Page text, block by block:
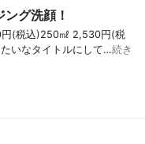
グ洗顔！
(税込)250㎖ 2,530円(税
いなタイトルにして…続き